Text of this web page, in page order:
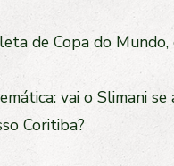
de Copa do
vai o Slimani
Coritiba?